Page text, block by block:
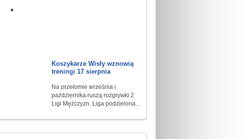
Koszykarze Wisły wznowią
treningi 17 sierpnia
Na przełomie września i
października ruszą rozgrywki 2
Ligi Mężczyzn. Liga podzielona...